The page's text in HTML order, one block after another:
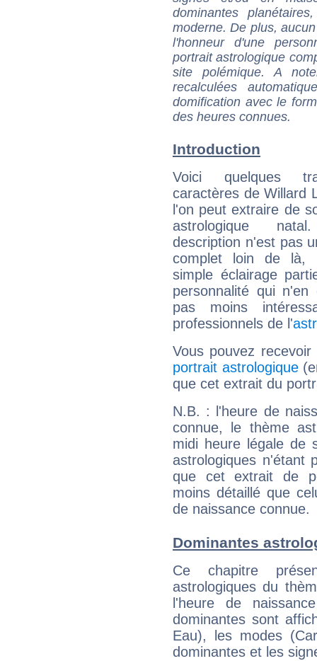
dominantes
moderne. De plus,
l'honneur d'une
portrait astrologique
site polémique. A
recalculées
domification avec le
des heures connues.
Introduction
Voici quelques
caractères de Willard
l'on peut extraire de
astrologique
description n'est pas
complet loin de là,
simple éclairage
personnalité qui n'en
pas moins
professionnels de l'
Vous pouvez
portrait astrologique
que cet extrait du
N.B. : l'heure de
connue, le thème
midi heure légale de
astrologiques n'étant
que cet extrait de
moins détaillé que
de naissance connue.
Dominantes
Ce chapitre
astrologiques du
l'heure de
dominantes sont
Eau), les modes
dominantes et les